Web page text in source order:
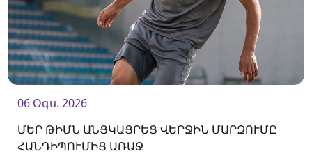
06 Օգս. 2026
ՄԵՐ ԹԻՄՆ ԱՆՑԿԱՑՐԵՑ ՎԵՐՋԻՆ ՄԱՐԶՈՒՄԸ
ՀԱՆԴԻՊՈՒՄԻՑ ԱՌԱՋ